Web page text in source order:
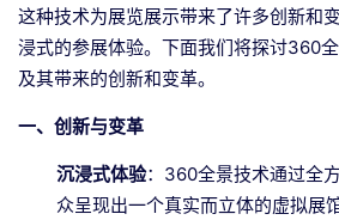
这种技术为展览展示带来了许多创新和
浸式的参展体验。下面我们将探讨360
及其带来的创新和变革。
一、创新与变革
沉浸式体验：360全景技术通过全
众呈现出一个真实而立体的虚拟展